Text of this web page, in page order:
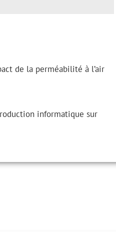
de la perméabilité à l’air
informatique sur